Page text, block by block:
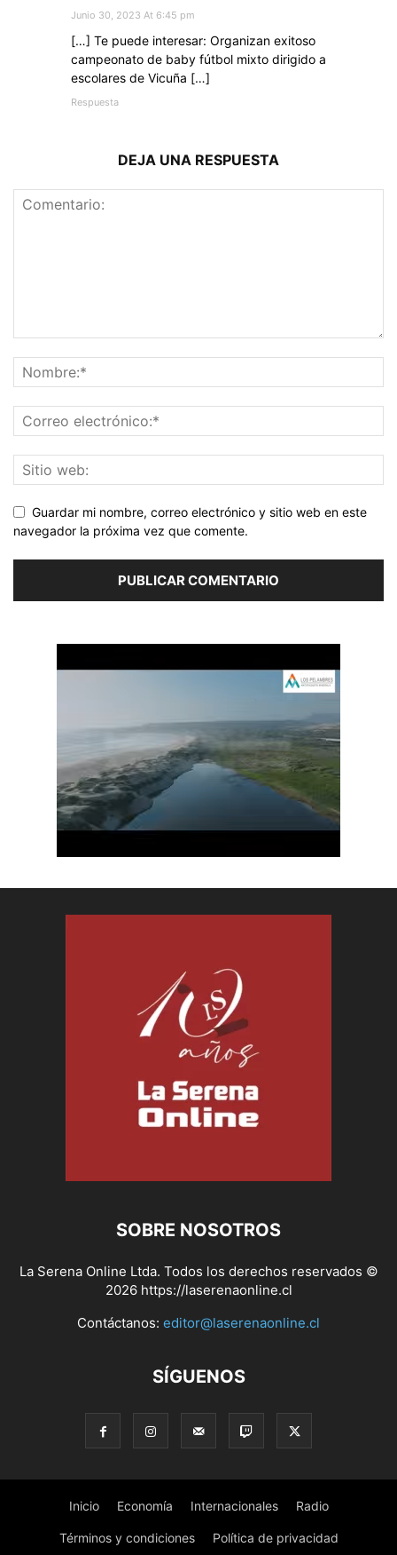
Junio 30, 2023 At 6:45 pm
[…] Te puede interesar: Organizan exitoso
campeonato de baby fútbol mixto dirigido a
escolares de Vicuña […]
Respuesta
DEJA UNA RESPUESTA
Guardar mi nombre, correo electrónico y sitio web en este
navegador la próxima vez que comente.
SOBRE NOSOTROS
La Serena Online Ltda. Todos los derechos reservados ©
2026 https://laserenaonline.cl
Contáctanos: editor@laserenaonline.cl
SÍGUENOS
Inicio Economía Internacionales Radio
Términos y condiciones Política de privacidad